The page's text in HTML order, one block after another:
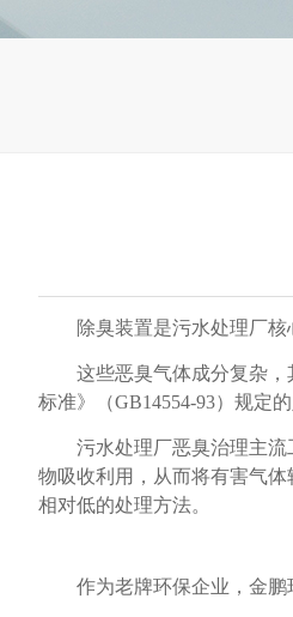
除臭装置是污水处理厂
这些恶臭气体成分复杂
标准》（GB14554-93）规定
污水处理厂恶臭治理主
物吸收利用，从而将有害气
相对低的处理方法。
作为老牌环保企业，金